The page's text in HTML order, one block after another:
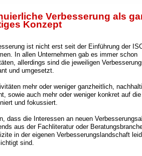
Verbesserung als
Konzept
ist nicht erst seit der Einführung der
In allen Unternehmen gab es immer schon
allerdings sind die jeweiligen
und umgesetzt.
mehr oder weniger ganzheitlich,
sowie auch mehr oder weniger konkret auf
und fokussiert.
dass die Interessen an neuen
aus der Fachliteratur oder
in der eigenen Verbesserungslandschaft
sind.